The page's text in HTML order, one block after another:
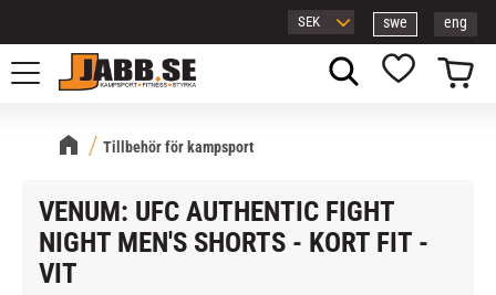
Meny
swe eng
Favoriter
Kundvagn
Tillbehör för kampsport
VENUM: UFC AUTHENTIC FIGHT
NIGHT MEN'S SHORTS - KORT FIT -
VIT